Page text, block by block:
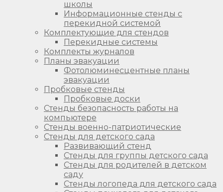
школы
Информационные стенды с
перекидной системой
Комплектующие для стендов
Перекидные системы
Комплекты журналов
Планы эвакуации
Фотолюминесцентные планы
эвакуации
Пробковые стенды
Пробковые доски
Стенды безопасность работы на
компьютере
Стенды военно-патриотические
Стенды для детского сада
Развивающий стенд
Стенды для группы детского сада
Стенды для родителей в детском
саду
Стенды логопеда для детского сада